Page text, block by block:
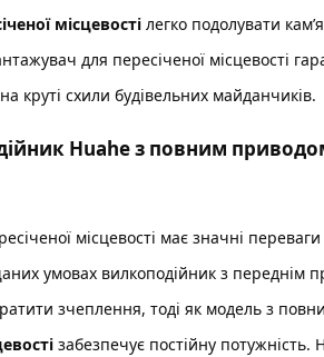
місцевості легко подолувати
для пересіченої місцевості
круті схили будівельних майданчиків.
Huahe з повним
місцевості має значні
умовах вилкоподійник з переднім
зчеплення, тоді як модель з
забезпечує постійну потужність.